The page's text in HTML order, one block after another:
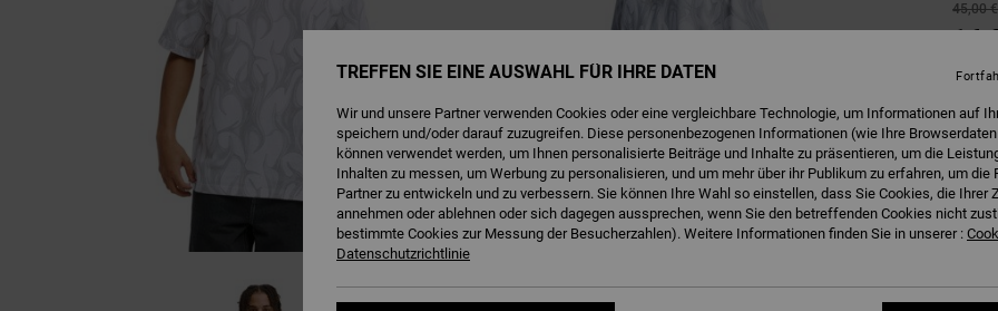
45,00 €
SALE
Farbe
TREFFEN SIE EINE AUSWAHL FÜR IHRE DATEN
Wir und unsere Partner verwenden Cookies oder eine vergleichbare Technologie, um Informationen auf
speichern und/oder darauf zuzugreifen. Diese personenbezogenen Informationen (wie Ihre
können verwendet werden, um Ihnen personalisierte Beiträge und Inhalte zu präsentieren, um die
Inhalten zu messen, um Werbung zu personalisieren, und um mehr über ihr Publikum zu erfahren, um die
Partner zu entwickeln und zu verbessern. Sie können Ihre Wahl so einstellen, dass Sie Cookies, die Ihrer
annehmen oder ablehnen oder sich dagegen aussprechen, wenn Sie den betreffenden Cookies nicht
bestimmte Cookies zur Messung der Besucherzahlen). Weitere Informationen finden Sie in unserer :
Datenschutzrichtlinie